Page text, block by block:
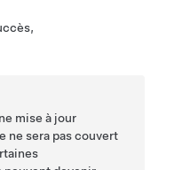
mise à jour
ne sera pas couvert